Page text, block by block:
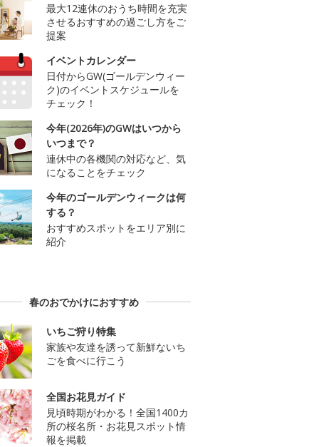
最大12連休のおうち時間を充実
させるおすすめの過ごし方をご
提案
イベントカレンダー
日付からGW(ゴールデンウィー
ク)のイベントスケジュールを
チェック！
今年(2026年)のGWはいつから
いつまで？
連休中の各機関の対応など、気
になることをチェック
今年のゴールデンウィークは何
する？
おすすめスポットをエリア別に
紹介
春のおでかけにおすすめ
いちご狩り特集
家族や友達を誘って新鮮ないち
ごを食べに行こう
全国お花見ガイド
見頃時期がわかる！全国1400カ
所の桜名所・お花見スポット情
報を掲載